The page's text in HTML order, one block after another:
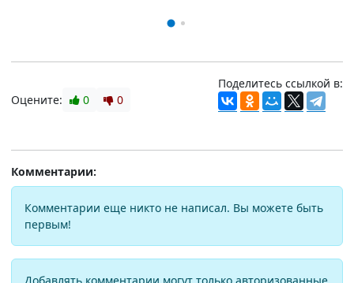
Оцените: 0 0
Поделитесь ссылкой в:
Комментарии:
Комментарии еще никто не написал. Вы можете быть
первым!